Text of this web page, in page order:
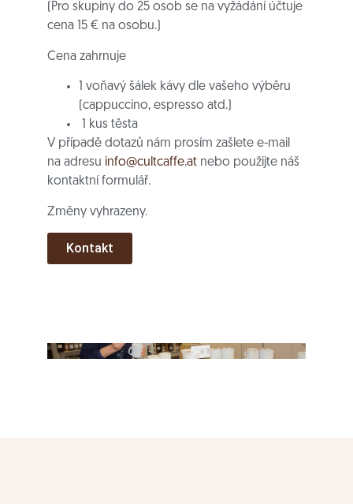
(Pro skupiny do 25 osob se na vyžádání účtuje
cena 15 € na osobu.)
Cena zahrnuje
1 voňavý šálek kávy dle vašeho výběru
(cappuccino, espresso atd.)
1 kus těsta
V případě dotazů nám prosím zašlete e-mail
na adresu info@cultcaffe.at nebo použijte náš
kontaktní formulář.
Změny vyhrazeny.
Kontakt